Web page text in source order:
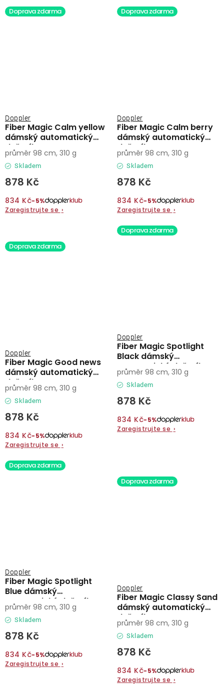
Doprava zdarma
Fiber Magic Calm yellow
dámský automatický
deštník
Doppler
Skladem
878 Kč
834 Kč−5%
Zaregistrujte se ›
průměr 98 cm, 310 g
Doprava zdarma
Fiber Magic Calm berry
dámský automatický
deštník
Doppler
Skladem
878 Kč
834 Kč−5%
Zaregistrujte se ›
průměr 98 cm, 310 g
Doprava zdarma
Fiber Magic Good news
dámský automatický
deštník
Doppler
Skladem
878 Kč
834 Kč−5%
Zaregistrujte se ›
průměr 98 cm, 310 g
Doprava zdarma
Fiber Magic Spotlight
Black dámský
automatický deštník
Doppler
Skladem
878 Kč
834 Kč−5%
Zaregistrujte se ›
průměr 98 cm, 310 g
Doprava zdarma
Fiber Magic Spotlight
Blue dámský
automatický deštník
Doppler
Skladem
878 Kč
834 Kč−5%
Zaregistrujte se ›
průměr 98 cm, 310 g
Doprava zdarma
Fiber Magic Classy Sand
dámský automatický
deštník
Doppler
Skladem
878 Kč
834 Kč−5%
Zaregistrujte se ›
průměr 98 cm, 310 g